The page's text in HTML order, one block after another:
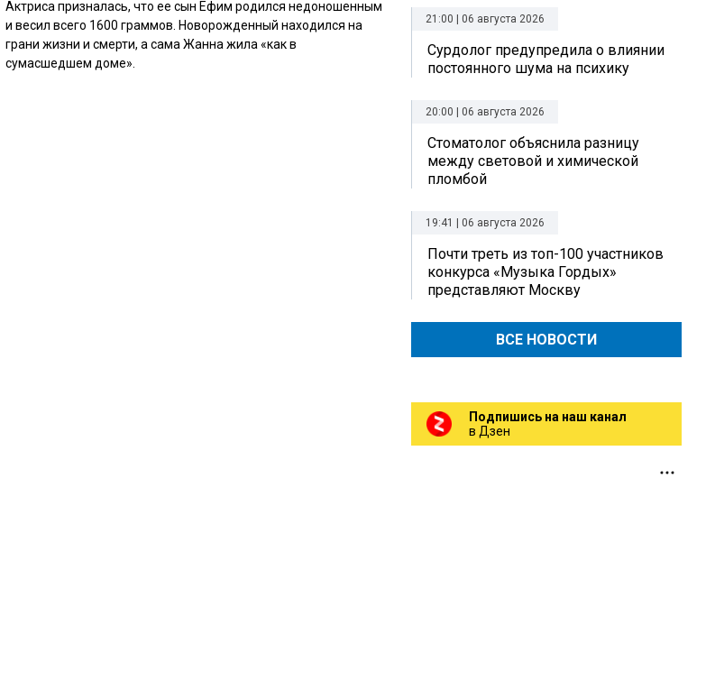
Актриса призналась, что ее сын Ефим родился недоношенным
и весил всего 1600 граммов. Новорожденный находился на
грани жизни и смерти, а сама Жанна жила «как в
сумасшедшем доме».
21:00 | 06 августа 2026
Сурдолог предупредила о влиянии
постоянного шума на психику
20:00 | 06 августа 2026
Стоматолог объяснила разницу
между световой и химической
пломбой
19:41 | 06 августа 2026
Почти треть из топ-100 участников
конкурса «Музыка Гордых»
представляют Москву
ВСЕ НОВОСТИ
Подпишись на наш канал
в Дзен